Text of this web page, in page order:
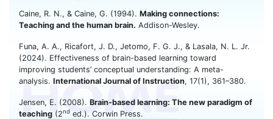
Caine, R. N., & Caine, G. (1994). Making connections:
Teaching and the human brain. Addison-Wesley.
Funa, A. A., Ricafort, J. D., Jetomo, F. G. J., & Lasala, N. L. Jr.
(2024). Effectiveness of brain-based learning toward
improving students’ conceptual understanding: A meta-
analysis. International Journal of Instruction, 17(1), 361–380.
Jensen, E. (2008). Brain-based learning: The new paradigm of
teaching (2nd ed.). Corwin Press.